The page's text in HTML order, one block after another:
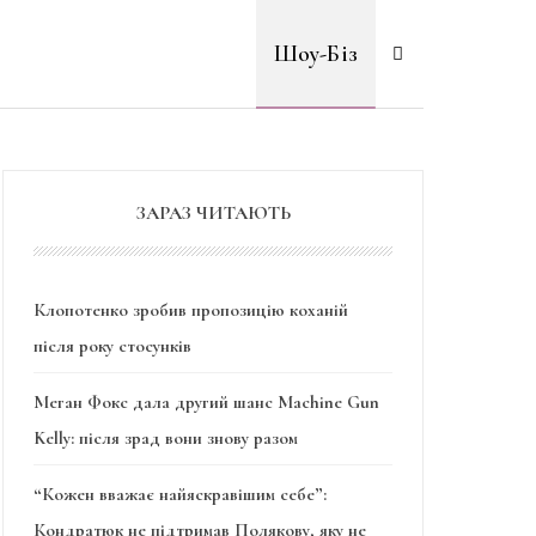
Шоу-Біз
ЗАРАЗ ЧИТАЮТЬ
Клопотенко зробив пропозицію коханій
після року стосунків
Меган Фокс дала другий шанс Machine Gun
Kelly: після зрад вони знову разом
“Кожен вважає найяскравішим себе”:
Кондратюк не підтримав Полякову, яку не